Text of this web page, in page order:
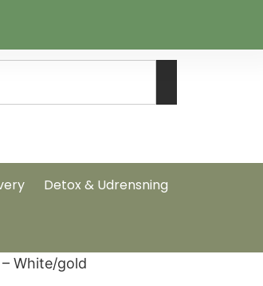
Detox & Udrensning
White/gold